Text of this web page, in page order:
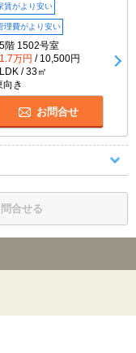
賃がより安い
理費がより安い
階 1502号室
万円 / 10,500円
/ 33㎡
向き
お問合せ
合せる